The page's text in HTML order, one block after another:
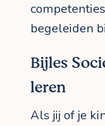
begeleiden
Bijles
leren
Als jij of je